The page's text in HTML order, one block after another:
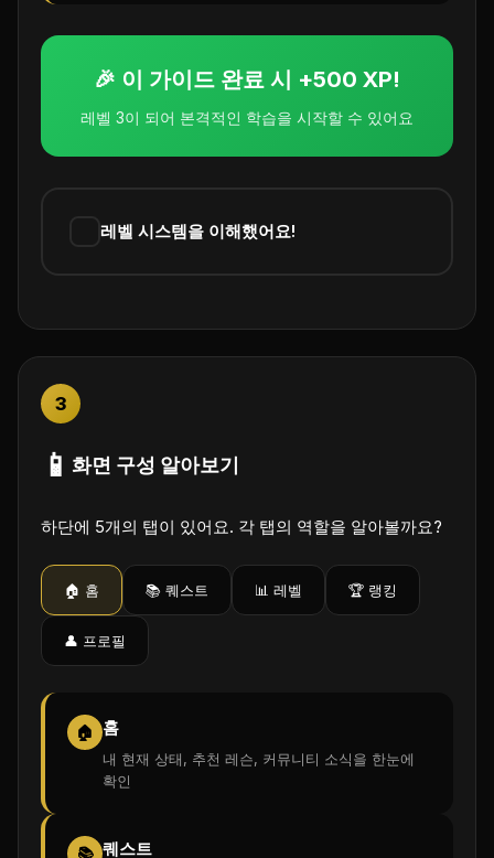
🎉 이 가이드 완료 시 +500 XP!
레벨 3이 되어 본격적인 학습을 시작할 수 있어요
레벨 시스템을 이해했어요!
3
📱 화면 구성 알아보기
하단에 5개의 탭이 있어요. 각 탭의 역할을 알아볼까요?
🏠 홈 📚 퀘스트 📊 레벨 🏆 랭킹
👤 프로필
🏠 홈
내 현재 상태, 추천 레슨, 커뮤니티 소식을 한눈에
확인
📚 퀘스트